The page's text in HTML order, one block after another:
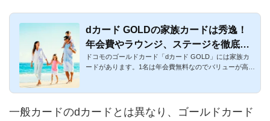
dカード GOLDの家族カードは秀逸！
年会費やラウンジ、ステージを徹底解
説
ドコモのゴールドカード「dカード GOLD」には家族カ
ードがあります。1名は年会費無料なのでバリューが高い
一般カードのdカードとは異なり、ゴールドカード